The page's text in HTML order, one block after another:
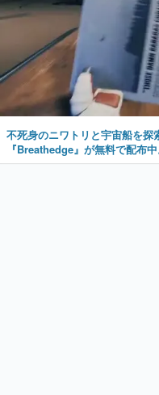
不死身のニワトリと宇宙船を
『Breathedge』が無料で配布